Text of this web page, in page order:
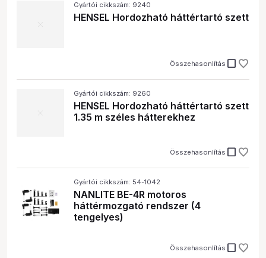
Gyártói cikkszám: 9240
HENSEL Hordozható háttértartó szett
Összehasonlítás check_box_outline_blank
Gyártói cikkszám: 9260
HENSEL Hordozható háttértartó szett
1.35 m széles hátterekhez
Összehasonlítás check_box_outline_blank
Gyártói cikkszám: 54-1042
NANLITE BE-4R motoros
háttérmozgató rendszer (4
tengelyes)
Összehasonlítás check_box_outline_blank